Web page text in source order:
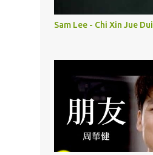
Sam Lee - Chi Xin Jue Dui